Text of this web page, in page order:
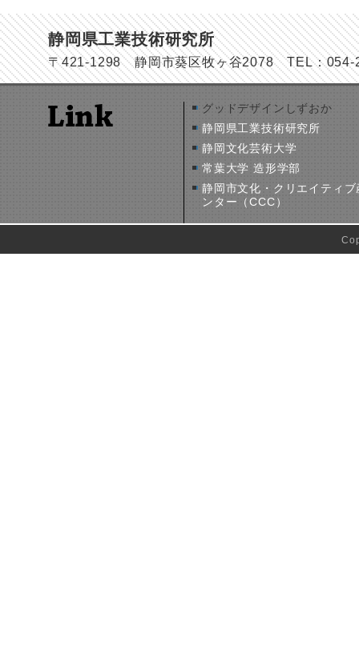
静岡県工業技術研究所
〒421-1298 静岡市葵区牧ヶ谷2078 TEL：
グッドデザインしずおか
静岡県工業技術研究所
静岡文化芸術大学
常葉大学 造形学部
静岡市文化・クリエイティ
ンター（CCC）